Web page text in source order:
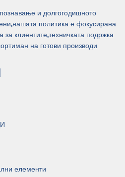
и долгогодишното
политика е фокусирана
клиентите,техничката подржка
на готови производи .
елементи